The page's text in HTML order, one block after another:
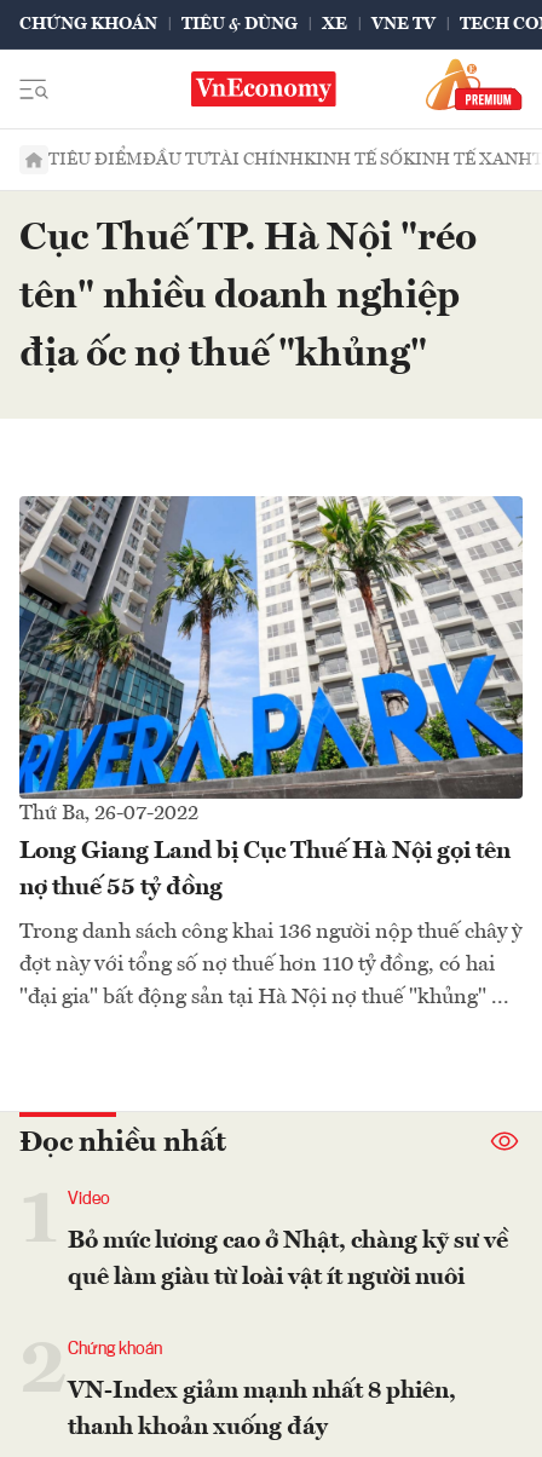
CHỨNG KHOÁN TIÊU & DÙNG XE VNE TV TECH
TIÊU ĐIỂMĐẦU TƯTÀI CHÍNHKINH TẾ SỐKINH TẾ XANH
Cục Thuế TP. Hà Nội "réo
tên" nhiều doanh nghiệp
địa ốc nợ thuế "khủng"
Thứ Ba, 26-07-2022
Long Giang Land bị Cục Thuế Hà Nội gọi tên
nợ thuế 55 tỷ đồng
Trong danh sách công khai 136 người nộp thuế chây ỳ
đợt này với tổng số nợ thuế hơn 110 tỷ đồng, có hai
"đại gia" bất động sản tại Hà Nội nợ thuế "khủng" ...
Đọc nhiều nhất
Video
Bỏ mức lương cao ở Nhật, chàng kỹ sư về
quê làm giàu từ loài vật ít người nuôi
2Chứng khoán
VN-Index giảm mạnh nhất 8 phiên,
thanh khoản xuống đáy